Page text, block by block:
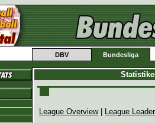
DBV Bundesliga
League Overview|
League